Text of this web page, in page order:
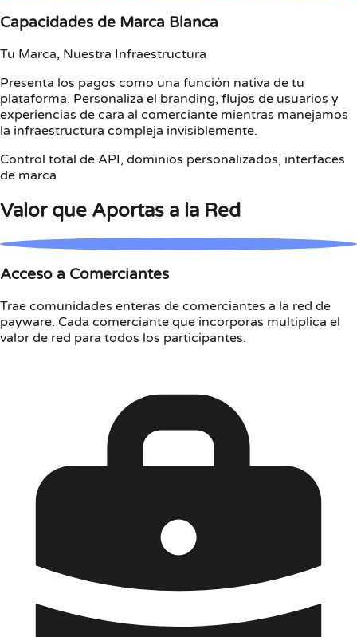
Capacidades de Marca Blanca
Tu Marca, Nuestra Infraestructura
Presenta los pagos como una función nativa de tu
plataforma. Personaliza el branding, flujos de usuarios y
experiencias de cara al comerciante mientras manejamos
la infraestructura compleja invisiblemente.
Control total de API, dominios personalizados, interfaces
de marca
Valor que Aportas a la Red
Acceso a Comerciantes
Trae comunidades enteras de comerciantes a la red de
payware. Cada comerciante que incorporas multiplica el
valor de red para todos los participantes.